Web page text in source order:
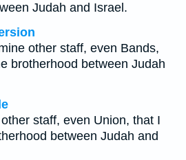
Judah and Israel.
other staff, even Bands,
brotherhood between Judah
staff, even Union, that I
between Judah and